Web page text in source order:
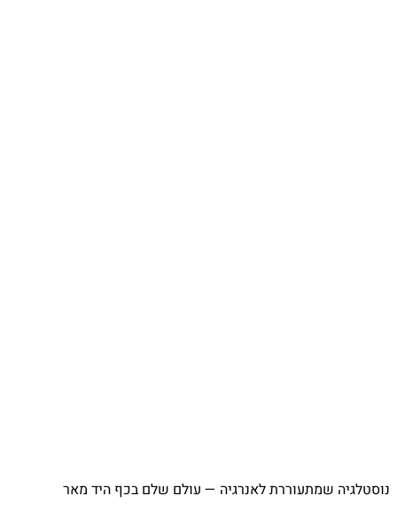
⁨ נוסטלגיה שמתעוררת לאנרגיה — עולם שלם בכף היד מאר